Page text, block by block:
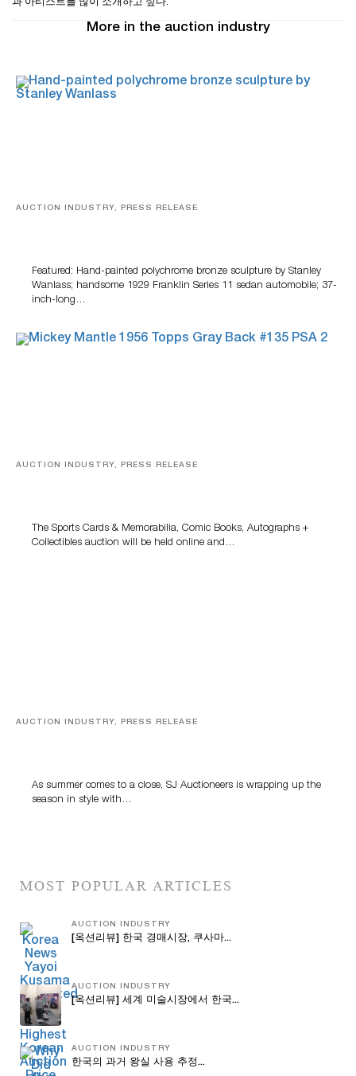
More in the auction industry
AUCTION INDUSTRY, PRESS RELEASE
Featured: Hand-painted polychrome bronze sculpture by Stanley
Wanlass; handsome 1929 Franklin Series 11 sedan automobile; 37-
inch-long…
AUCTION INDUSTRY, PRESS RELEASE
The Sports Cards & Memorabilia, Comic Books, Autographs +
Collectibles auction will be held online and…
AUCTION INDUSTRY, PRESS RELEASE
As summer comes to a close, SJ Auctioneers is wrapping up the
season in style with…
MOST POPULAR ARTICLES
AUCTION INDUSTRY
[옥션리뷰] 한국 경매시장, 쿠사마...
AUCTION INDUSTRY
[옥션리뷰] 세계 미술시장에서 한국...
AUCTION INDUSTRY
한국의 과거 왕실 사용 추정...